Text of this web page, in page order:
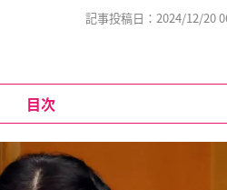
記事投稿日：2024/12/20
目次